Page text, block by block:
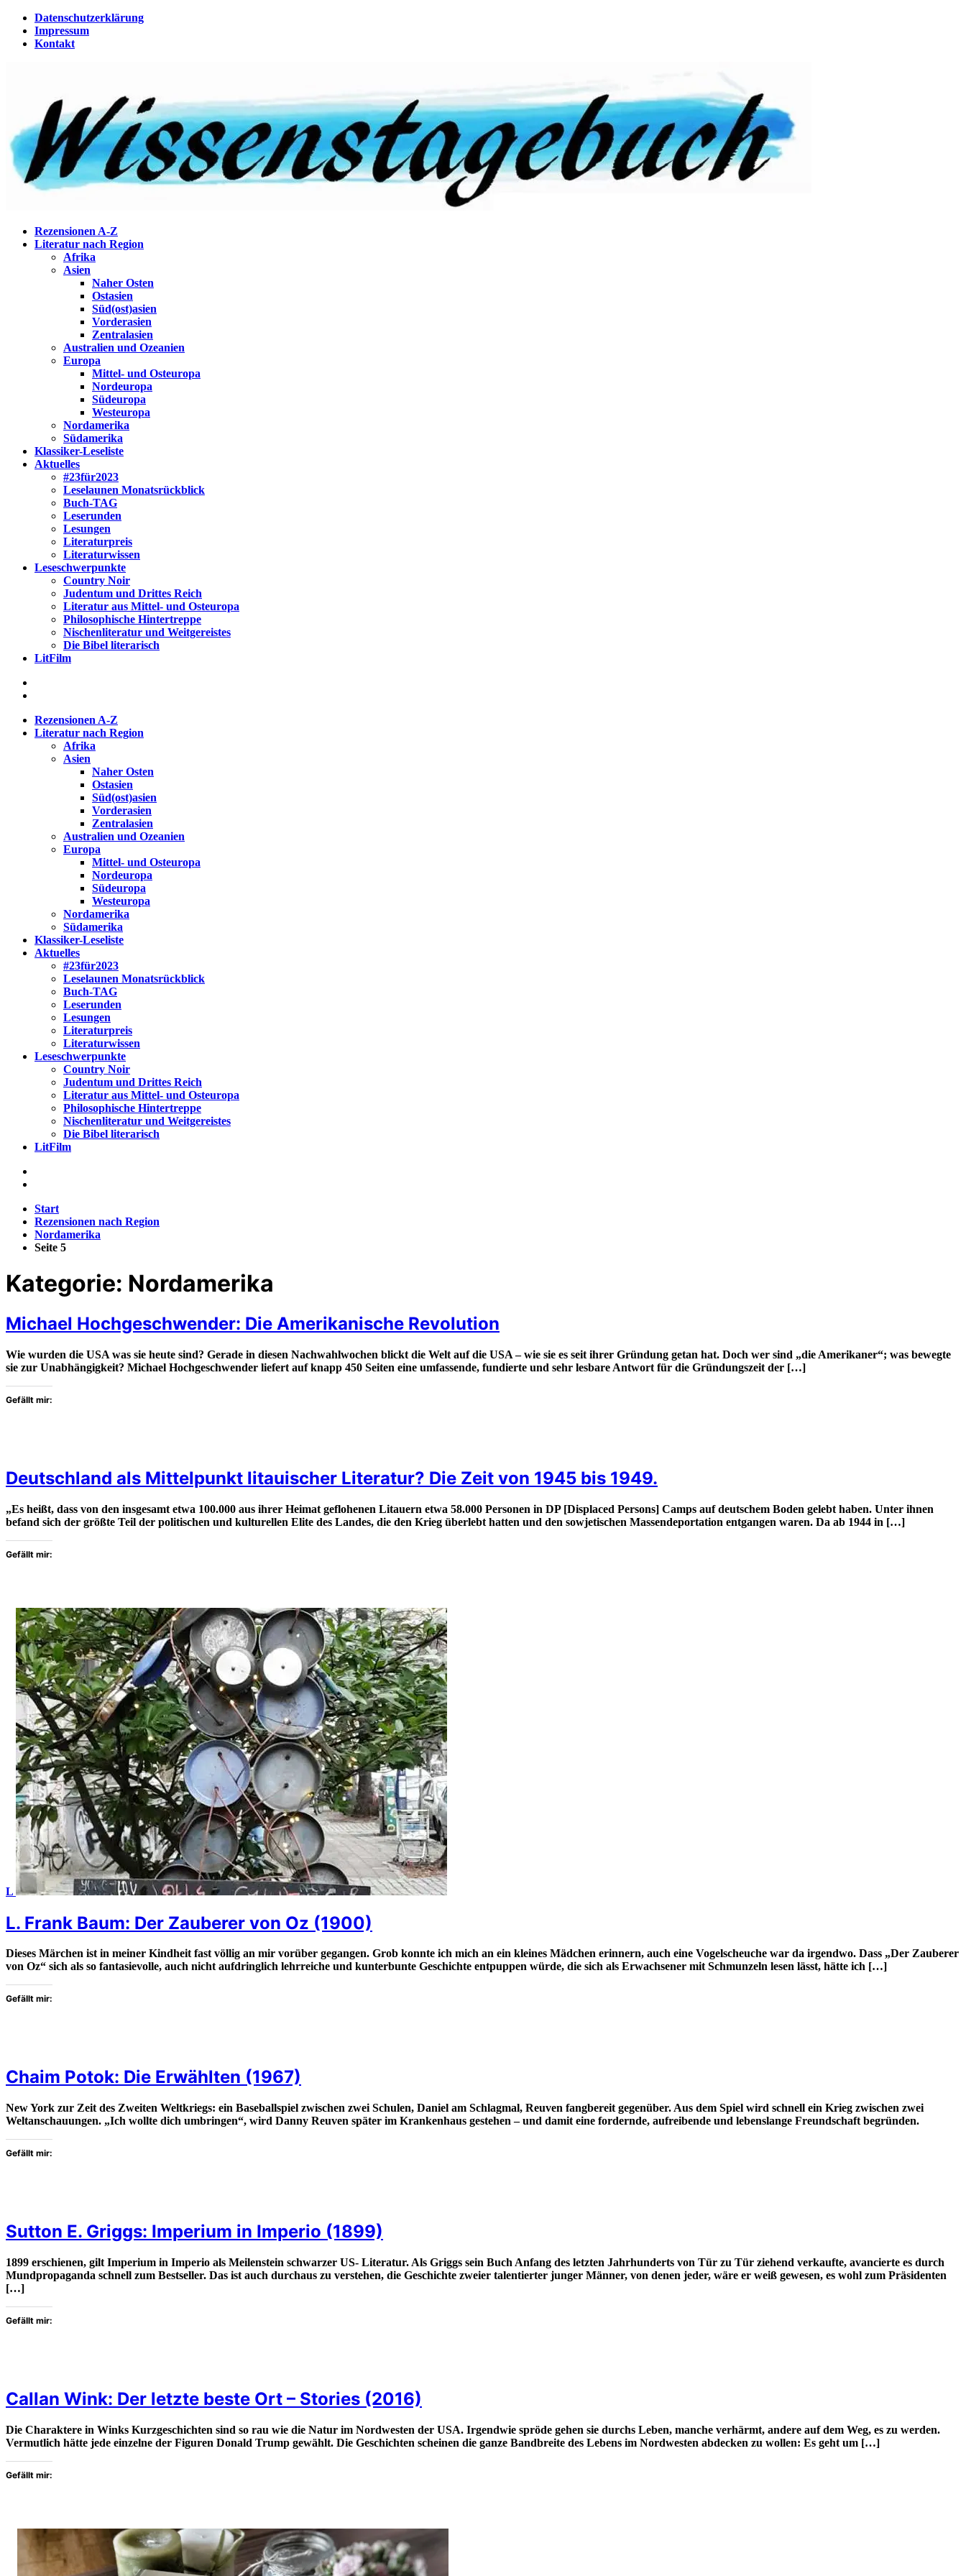
Zum
Inhalt
springen
Datenschutzerklärung
Impressum
Kontakt
Wissenstagebuch
Eine Gabel für die Suppe der Weisheit
Rezensionen A-Z
Literatur nach Region
Afrika
Asien
Naher Osten
Ostasien
Süd(ost)asien
Vorderasien
Zentralasien
Australien und Ozeanien
Europa
Mittel- und Osteuropa
Nordeuropa
Südeuropa
Westeuropa
Nordamerika
Südamerika
Klassiker-Leseliste
Aktuelles
#23für2023
Leselaunen Monatsrückblick
Buch-TAG
Leserunden
Lesungen
Literaturpreis
Literaturwissen
Leseschwerpunkte
Country Noir
Judentum und Drittes Reich
Literatur aus Mittel- und Osteuropa
Philosophische Hintertreppe
Nischenliteratur und Weitgereistes
Die Bibel literarisch
LitFilm
Rezensionen A-Z
Literatur nach Region
Afrika
Asien
Naher Osten
Ostasien
Süd(ost)asien
Vorderasien
Zentralasien
Australien und Ozeanien
Europa
Mittel- und Osteuropa
Nordeuropa
Südeuropa
Westeuropa
Nordamerika
Südamerika
Klassiker-Leseliste
Aktuelles
#23für2023
Leselaunen Monatsrückblick
Buch-TAG
Leserunden
Lesungen
Literaturpreis
Literaturwissen
Leseschwerpunkte
Country Noir
Judentum und Drittes Reich
Literatur aus Mittel- und Osteuropa
Philosophische Hintertreppe
Nischenliteratur und Weitgereistes
Die Bibel literarisch
LitFilm
Start
Rezensionen nach Region
Nordamerika
Seite 5
Kategorie: Nordamerika
Michael Hochgeschwender: Die Amerikanische Revolution
Wie wurden die USA was sie heute sind? Gerade in diesen Nachwahlwochen blickt die Welt auf die USA – wie sie es seit ihrer Gründung getan hat. Doch wer sind „die Amerikaner“; was bewegte
sie zur Unabhängigkeit? Michael Hochgeschwender liefert auf knapp 450 Seiten eine umfassende, fundierte und sehr lesbare Antwort für die Gründungszeit der […]
Gefällt mir:
Deutschland als Mittelpunkt litauischer Literatur? Die Zeit von 1945 bis 1949.
„Es heißt, dass von den insgesamt etwa 100.000 aus ihrer Heimat geflohenen Litauern etwa 58.000 Personen in DP [Displaced Persons] Camps auf deutschem Boden gelebt haben. Unter ihnen
befand sich der größte Teil der politischen und kulturellen Elite des Landes, die den Krieg überlebt hatten und den sowjetischen Massendeportation entgangen waren. Da ab 1944 in […]
Gefällt mir:
L
L. Frank Baum: Der Zauberer von Oz (1900)
Dieses Märchen ist in meiner Kindheit fast völlig an mir vorüber gegangen. Grob konnte ich mich an ein kleines Mädchen erinnern, auch eine Vogelscheuche war da irgendwo. Dass „Der Zauberer
von Oz“ sich als so fantasievolle, auch nicht aufdringlich lehrreiche und kunterbunte Geschichte entpuppen würde, die sich als Erwachsener mit Schmunzeln lesen lässt, hätte ich […]
Gefällt mir:
Chaim Potok: Die Erwählten (1967)
New York zur Zeit des Zweiten Weltkriegs: ein Baseballspiel zwischen zwei Schulen, Daniel am Schlagmal, Reuven fangbereit gegenüber. Aus dem Spiel wird schnell ein Krieg zwischen zwei
Weltanschauungen. „Ich wollte dich umbringen“, wird Danny Reuven später im Krankenhaus gestehen – und damit eine fordernde, aufreibende und lebenslange Freundschaft begründen.
Gefällt mir:
Sutton E. Griggs: Imperium in Imperio (1899)
1899 erschienen, gilt Imperium in Imperio als Meilenstein schwarzer US- Literatur. Als Griggs sein Buch Anfang des letzten Jahrhunderts von Tür zu Tür ziehend verkaufte, avancierte es durch
Mundpropaganda schnell zum Bestseller. Das ist auch durchaus zu verstehen, die Geschichte zweier talentierter junger Männer, von denen jeder, wäre er weiß gewesen, es wohl zum Präsidenten
[…]
Gefällt mir:
Callan Wink: Der letzte beste Ort – Stories (2016)
Die Charaktere in Winks Kurzgeschichten sind so rau wie die Natur im Nordwesten der USA. Irgendwie spröde gehen sie durchs Leben, manche verhärmt, andere auf dem Weg, es zu werden.
Vermutlich hätte jede einzelne der Figuren Donald Trump gewählt. Die Geschichten scheinen die ganze Bandbreite des Lebens im Nordwesten abdecken zu wollen: Es geht um […]
Gefällt mir: